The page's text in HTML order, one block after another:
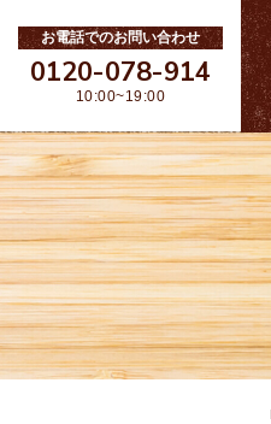
お電話でのお問い合わせ
0120-078-914
10:00~19:00